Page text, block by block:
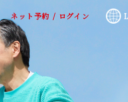
ネット予約 / ログイン